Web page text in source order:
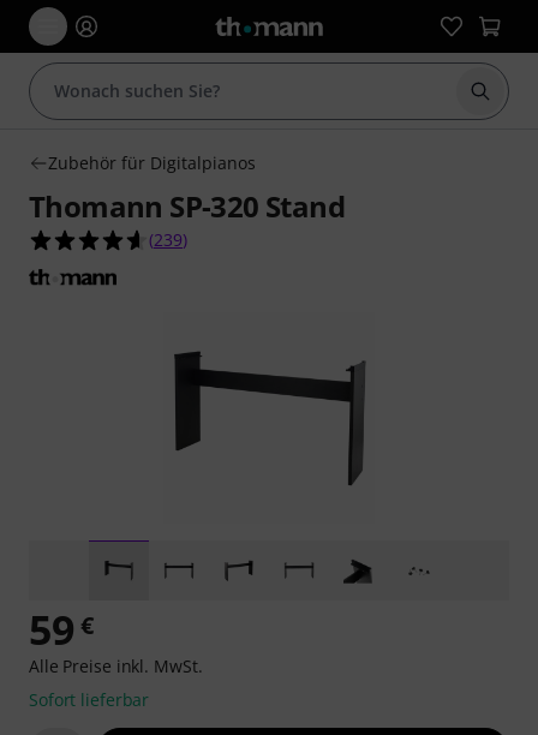
Suche
Zubehör für Digitalpianos
Thomann SP-320 Stand
4.6 von 5 Sternen aus 239 Kundenbewertungen
(239)
59 €
Alle Preise inkl. MwSt.
Sofort lieferbar